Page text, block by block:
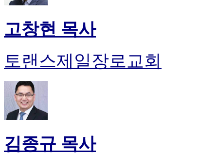
고창현 목사
토랜스제일장로교회
김종규 목사